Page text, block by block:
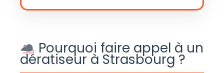
Pourquoi faire appel à un
dératiseur à Strasbourg ?